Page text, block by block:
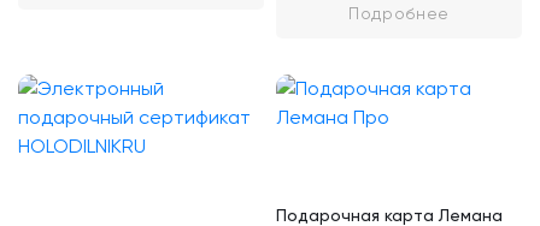
Подробнее
Подарочная карта Лемана